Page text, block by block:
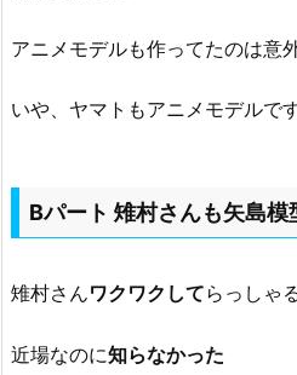
アニメモデルも作ってたのは意
いや、ヤマトもアニメモデルで
Bパート 雉村さんも矢島模
雉村さんワクワクしてらっしゃ
近場なのに知らなかった